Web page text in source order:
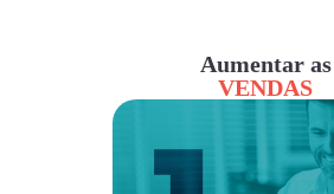
Aumentar as
VENDAS